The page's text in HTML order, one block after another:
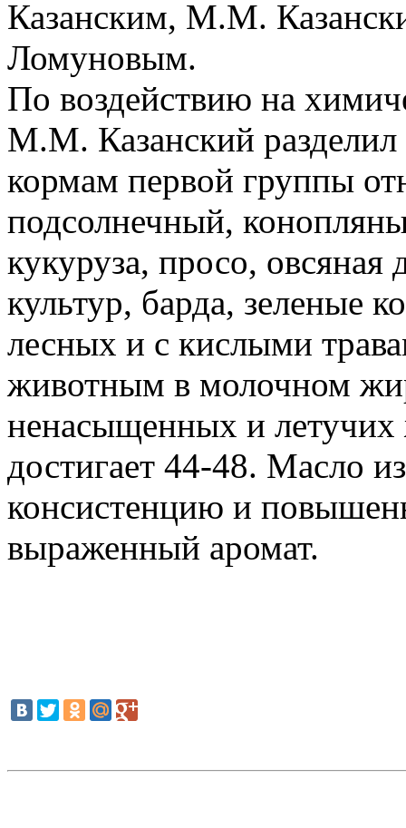
Казанским, М.М.
Ломуновым.
По воздействию на
М.М. Казанский
кормам первой группы
подсолнечный,
кукуруза, просо,
культур, барда, зеленые
лесных и с кислыми
животным в молочном
ненасыщенных и
достигает 44-48. Масло
консистенцию и
выраженный аромат.